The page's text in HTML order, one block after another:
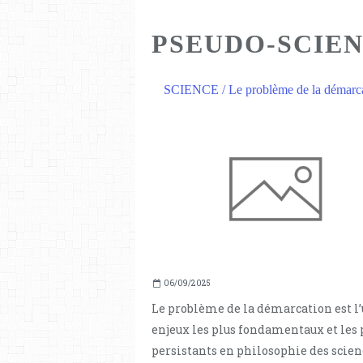
PSEUDO-
SCIENCE / Le problème de la
06/09/2025
Le problème de la démarcation est
enjeux les plus fondamentaux et les
persistants en philosophie des